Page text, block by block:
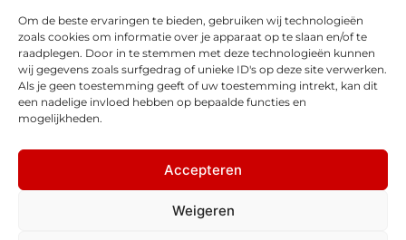
Om de beste ervaringen te bieden, gebruiken wij technologieën
zoals cookies om informatie over je apparaat op te slaan en/of te
raadplegen. Door in te stemmen met deze technologieën kunnen
wij gegevens zoals surfgedrag of unieke ID's op deze site verwerken.
Als je geen toestemming geeft of uw toestemming intrekt, kan dit
een nadelige invloed hebben op bepaalde functies en
mogelijkheden.
Accepteren
Weigeren
Zondag
Gesloten
Volg ons
© 2026 - Honda Welman